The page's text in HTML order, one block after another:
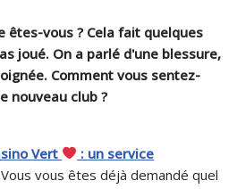
êtes-vous ? Cela fait quelques
joué. On a parlé d'une blessure,
Comment vous sentez-
nouveau club ?
Vert
: un service
vous êtes déjà demandé quel